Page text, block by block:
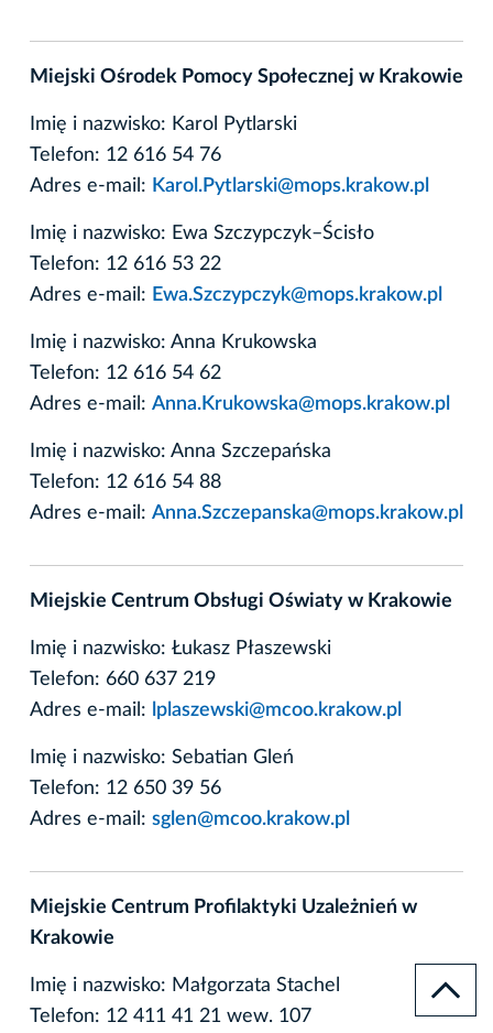
Miejski Ośrodek Pomocy Społecznej w Krakowie
Imię i nazwisko: Karol Pytlarski
Telefon: 12 616 54 76
Adres e-mail: Karol.Pytlarski@mops.krakow.pl
Imię i nazwisko: Ewa Szczypczyk–Ścisło
Telefon: 12 616 53 22
Adres e-mail: Ewa.Szczypczyk@mops.krakow.pl
Imię i nazwisko: Anna Krukowska
Telefon: 12 616 54 62
Adres e-mail: Anna.Krukowska@mops.krakow.pl
Imię i nazwisko: Anna Szczepańska
Telefon: 12 616 54 88
Adres e-mail: Anna.Szczepanska@mops.krakow.pl
Miejskie Centrum Obsługi Oświaty w Krakowie
Imię i nazwisko: Łukasz Płaszewski
Telefon: 660 637 219
Adres e-mail:
lplaszewski@mcoo.krakow.pl
Imię i nazwisko: Sebatian Gleń
Telefon: 12 650 39 56
Adres e-mail: sglen@mcoo.krakow.pl
Miejskie Centrum Profilaktyki Uzależnień w
Krakowie
Imię i nazwisko: Małgorzata Stachel
Telefon: 12 411 41 21 wew. 107